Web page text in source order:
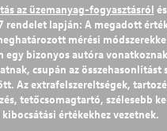
az üzemanyag-fogyasztásról
rendelet lapján: A megadott
mérési
egy bizonyos autóra
csupán az összehasonlítást
Az extrafelszereltségek,
tetőcsomagtartó, szélesebb
értékekhez vezetnek.